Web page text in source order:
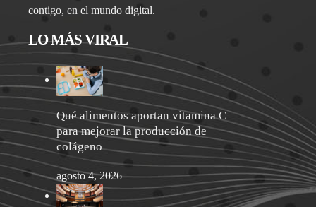
contigo, en el mundo digital.
LO MÁS VIRAL
Qué alimentos aportan vitamina C
para mejorar la producción de
colágeno
agosto 4, 2026